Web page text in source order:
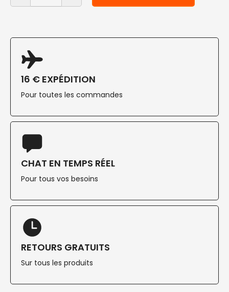
16 € EXPÉDITION
Pour toutes les commandes
CHAT EN TEMPS RÉEL
Pour tous vos besoins
RETOURS GRATUITS
Sur tous les produits